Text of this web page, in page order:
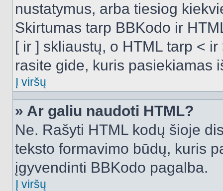
nustatymus, arba tiesiog
Skirtumas tarp BBKodo ir
[ ir ] skliaustų, o HTML tarp <
rasite gide, kuris pasiekiamas
Į viršų
» Ar galiu naudoti HTML?
Ne. Rašyti HTML kodų šioje
teksto formavimo būdų, kuris
įgyvendinti BBKodo pagalba.
Į viršų